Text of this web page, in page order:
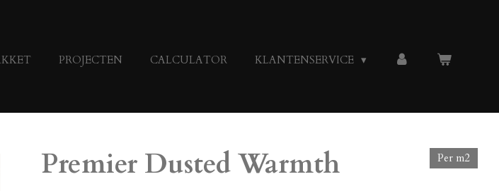
PROJECTEN CALCULATOR KLANTENSERVICE
Premier Dusted Warmth Per m2